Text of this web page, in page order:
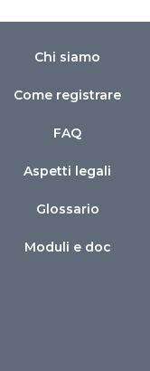
Chi siamo
Come registrare
FAQ
Aspetti legali
Glossario
Moduli e doc